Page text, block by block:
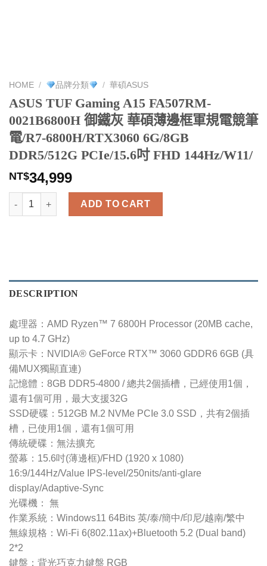
HOME / 品牌分類 / 華碩ASUS
ASUS TUF Gaming A15 FA507RM-
0021B6800H 御鐵灰 華碩薄邊框軍規電競筆
電/R7-6800H/RTX3060 6G/8GB
DDR5/512G PCIe/15.6吋 FHD 144Hz/W11/
NT$34,999
ASUS TUF Gaming A15 FA507RM-0021B6800H 御鐵灰 華碩薄
ADD TO CART
DESCRIPTION
處理器：AMD Ryzen™ 7 6800H Processor (20MB cache,
up to 4.7 GHz)
顯示卡：NVIDIA® GeForce RTX™ 3060 GDDR6 6GB (具
備MUX獨顯直連)
記憶體：8GB DDR5-4800 / 總共2個插槽，已經使用1個，
還有1個可用，最大支援32G
SSD硬碟：512GB M.2 NVMe PCIe 3.0 SSD，共有2個插
槽，已使用1個，還有1個可用
傳統硬碟：無法擴充
螢幕：15.6吋(薄邊框)/FHD (1920 x 1080)
16:9/144Hz/Value IPS-level/250nits/anti-glare
display/Adaptive-Sync
光碟機： 無
作業系統：Windows11 64Bits 英/泰/簡中/印尼/越南/繁中
無線規格：Wi-Fi 6(802.11ax)+Bluetooth 5.2 (Dual band)
2*2
鍵盤：背光巧克力鍵盤 RGB